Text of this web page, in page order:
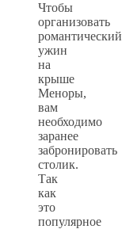
Чтобы
организовать
романтический
ужин
на
крыше
Меноры,
вам
необходимо
заранее
забронировать
столик.
Так
как
это
популярное